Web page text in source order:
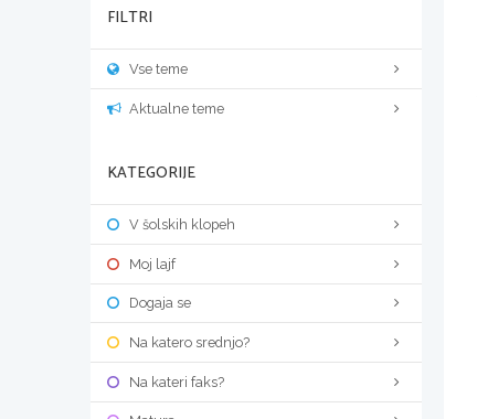
FILTRI
Vse teme
Aktualne teme
KATEGORIJE
V šolskih klopeh
Moj lajf
Dogaja se
Na katero srednjo?
Na kateri faks?